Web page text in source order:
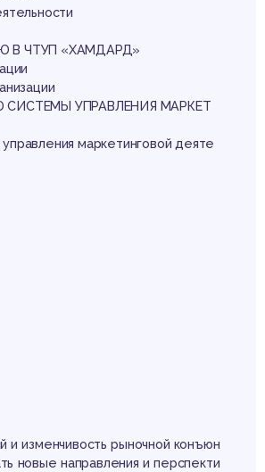
В ЧТУП «ХАМДАРД»
СИСТЕМЫ УПРАВЛЕНИЯ МАРКЕТ
маркетинговой деяте
и изменчивость рыночной конъюн
новые направления и перспекти